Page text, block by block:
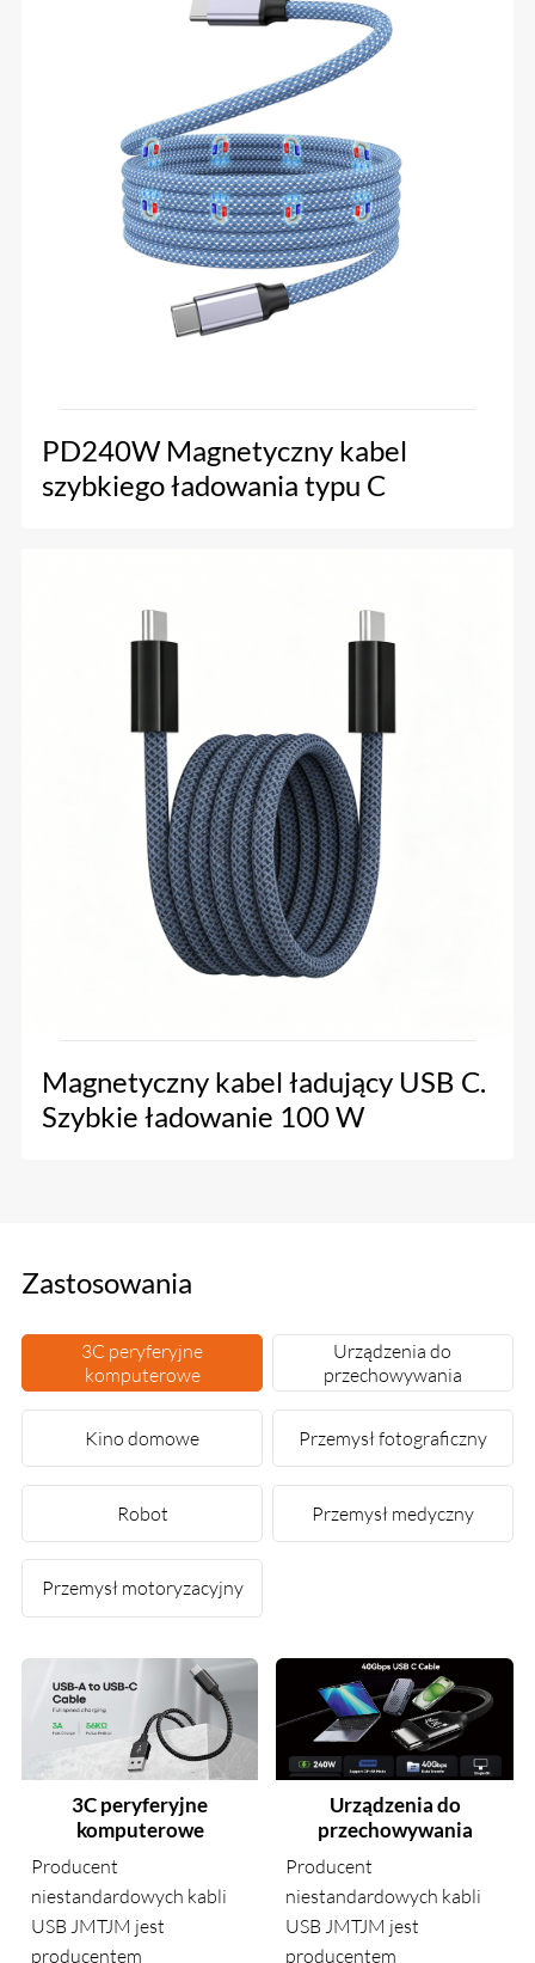
PD240W Magnetyczny kabel
szybkiego ładowania typu C
Magnetyczny kabel ładujący USB C.
Szybkie ładowanie 100 W
Zastosowania
3C peryferyjne
komputerowe
Urządzenia do
przechowywania
Kino domowe Przemysł fotograficzny
Robot Przemysł medyczny
Przemysł motoryzacyjny
Urządzenia do
przechowywania
Producent
niestandardowych kabli
USB JMTJM jest
producentem
Kino domowe
Producent
niestandardowych kabli
USB JMTJM jest
producentem